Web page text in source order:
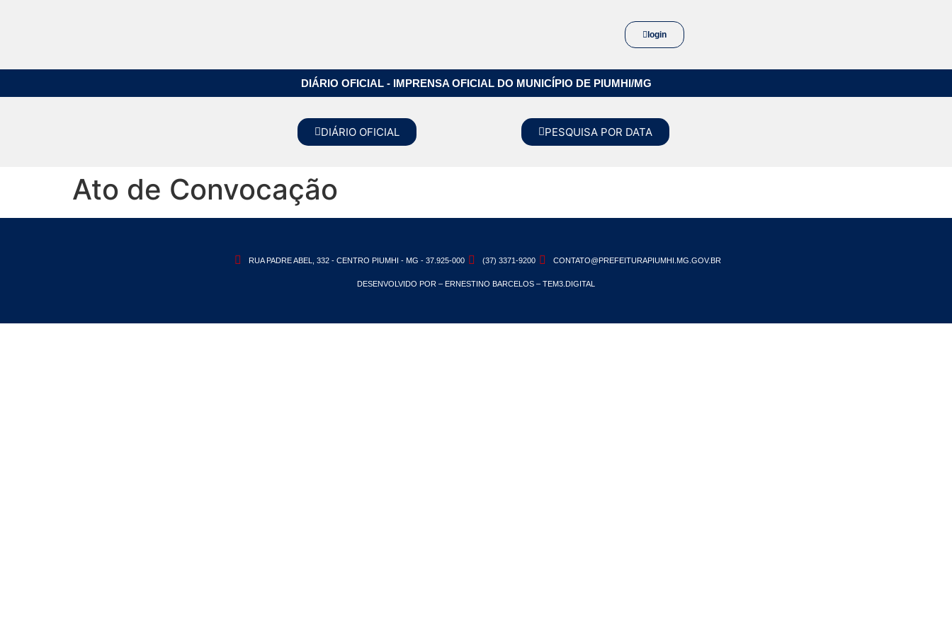
login
DIÁRIO OFICIAL - IMPRENSA OFICIAL DO MUNICÍPIO DE PIUMHI/MG
DIÁRIO OFICIAL PESQUISA POR DATA
Ato de Convocação
RUA PADRE ABEL, 332 - CENTRO PIUMHI - MG - 37.925-000 (37) 3371-9200 CONTATO@PREFEITURAPIUMHI.MG.GOV.BR
DESENVOLVIDO POR – ERNESTINO BARCELOS – TEM3.DIGITAL